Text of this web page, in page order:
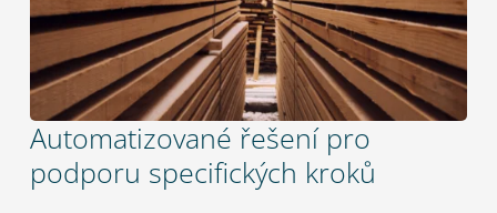
Automatizované řešení pro
podporu specifických kroků